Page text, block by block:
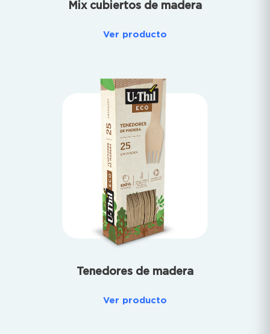
Mix cubiertos de madera
Ver producto
Tenedores de madera
Ver producto